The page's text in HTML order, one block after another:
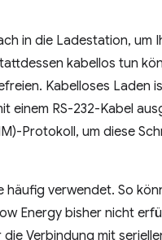
in die Ladestation, um
kabellos tun
Kabelloses Laden
einem RS-232-Kabel
Protokoll, um diese
verwendet. So
Energy bisher nicht
Verbindung mit